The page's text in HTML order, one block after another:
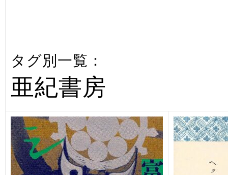
タグ別一覧：
亜紀書房